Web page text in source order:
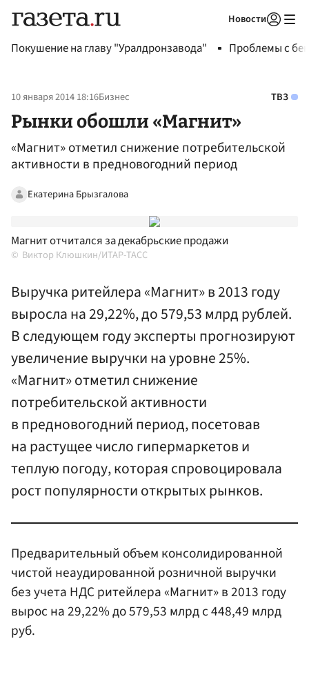
Новости
Покушение на главу "Уралдронзавода" Проблемы с
10 января 2014 18:16Бизнес ТВЗ
Рынки обошли «Магнит»
«Магнит» отметил снижение потребительской
активности в предновогодний период
Екатерина Брызгалова
Магнит отчитался за декабрьские продажи
Виктор Клюшкин/ИТАР-ТАСС
Выручка ритейлера «Магнит» в 2013 году
выросла на 29,22%, до 579,53 млрд рублей.
В следующем году эксперты прогнозируют
увеличение выручки на уровне 25%.
«Магнит» отметил снижение
потребительской активности
в предновогодний период, посетовав
на растущее число гипермаркетов и
теплую погоду, которая спровоцировала
рост популярности открытых рынков.
Предварительный объем консолидированной
чистой неаудированной розничной выручки
без учета НДС ритейлера «Магнит» в 2013 году
вырос на 29,22% до 579,53 млрд с 448,49 млрд
руб.